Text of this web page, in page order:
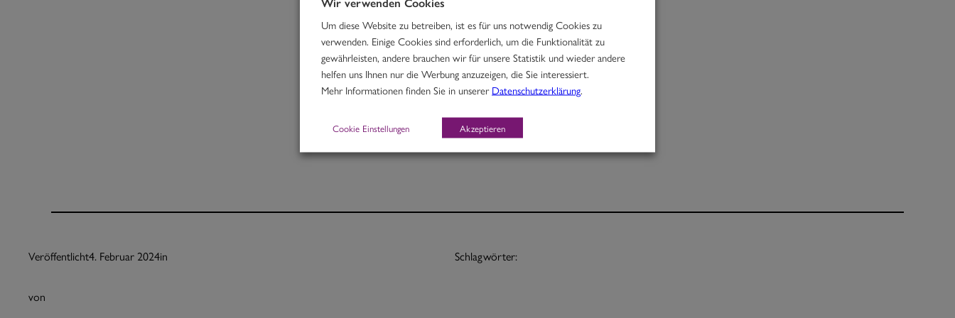
Rindfleisch in Tandooricurry mit Sternanis & Karotten
G
Portion 12,70
Veröffentlicht4. Februar 2024in
von
Schlagwörter:
Um diese Website zu betreiben, ist es für uns notwendig Cookies zu
verwenden. Einige Cookies sind erforderlich, um die Funktionalität zu
gewährleisten, andere brauchen wir für unsere Statistik und wieder andere
helfen uns Ihnen nur die Werbung anzuzeigen, die Sie interessiert.
Mehr Informationen finden Sie in unsererDatenschutzerklärung
Cookie Einstellungen Akzeptieren